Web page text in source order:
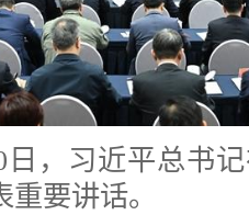
习近平总书记
要讲话。